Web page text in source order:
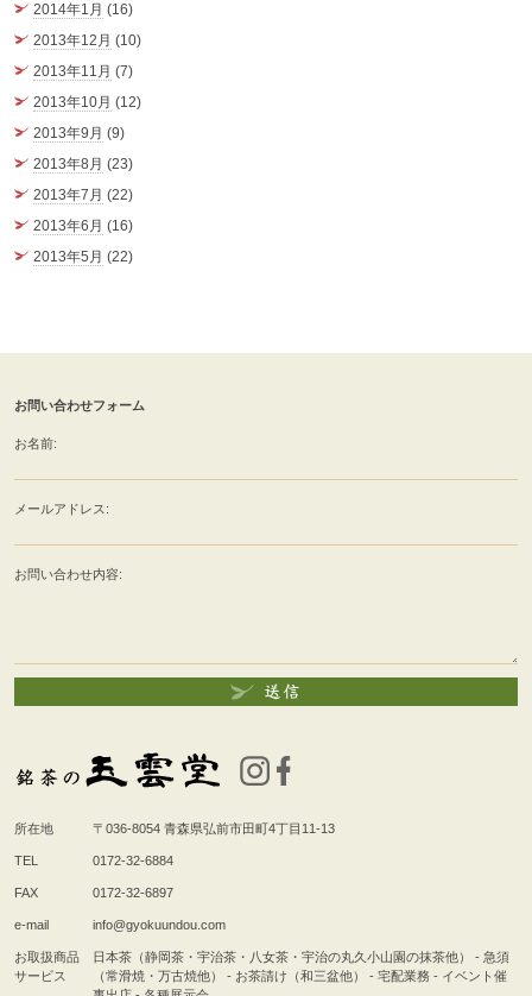
2014年1月 (16)
2013年12月 (10)
2013年11月 (7)
2013年10月 (12)
2013年9月 (9)
2013年8月 (23)
2013年7月 (22)
2013年6月 (16)
2013年5月 (22)
お問い合わせフォーム
お名前:
メールアドレス:
お問い合わせ内容:
所在地 〒036-8054 青森県弘前市田町4丁目11-13
TEL 0172-32-6884
FAX 0172-32-6897
e-mail info@gyokuundou.com
お取扱商品
サービス
日本茶（静岡茶・宇治茶・八女茶・宇治の丸久小山園の抹茶他） - 急須
（常滑焼・万古焼他） - お茶請け（和三盆他） - 宅配業務 - イベント催